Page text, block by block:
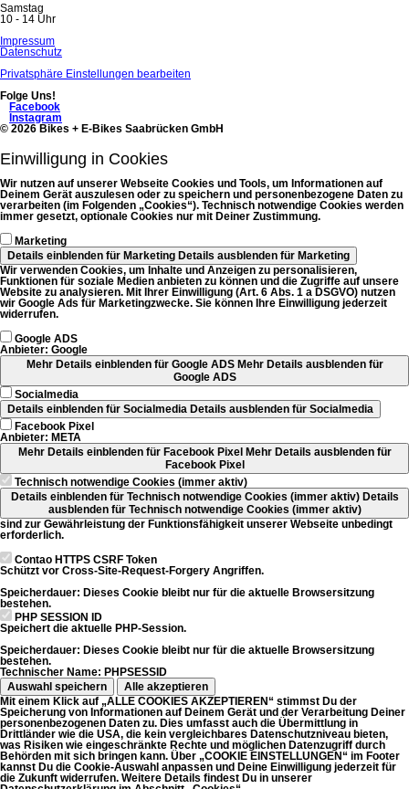
Samstag
10 - 14 Uhr
Navigation
überspringen
Impressum
Datenschutz
Privatsphäre Einstellungen bearbeiten
Folge Uns!
Facebook
Instagram
© 2026 Bikes + E-Bikes Saabrücken GmbH
Einwilligung in Cookies
Wir nutzen auf unserer Webseite Cookies und Tools, um Informationen auf
Deinem Gerät auszulesen oder zu speichern und personenbezogene Daten zu
verarbeiten (im Folgenden „Cookies“). Technisch notwendige Cookies werden
immer gesetzt, optionale Cookies nur mit Deiner Zustimmung.
Marketing
Details einblenden für Marketing Details ausblenden für Marketing
Wir verwenden Cookies, um Inhalte und Anzeigen zu personalisieren,
Funktionen für soziale Medien anbieten zu können und die Zugriffe auf unsere
Website zu analysieren. Mit Ihrer Einwilligung (Art. 6 Abs. 1 a DSGVO) nutzen
wir Google Ads für Marketingzwecke. Sie können Ihre Einwilligung jederzeit
widerrufen.
Google ADS
Anbieter: Google
Mehr Details einblendenfür Google ADS Mehr Details ausblendenfür
Google ADS
Socialmedia
Details einblenden für Socialmedia Details ausblenden für Socialmedia
Facebook Pixel
Anbieter: META
Mehr Details einblendenfür Facebook Pixel Mehr Details ausblendenfür
Facebook Pixel
Technisch notwendige Cookies (immer aktiv)
Details einblendenfür Technisch notwendige Cookies (immer aktiv) Details
ausblendenfür Technisch notwendige Cookies (immer aktiv)
sind zur Gewährleistung der Funktionsfähigkeit unserer Webseite unbedingt
erforderlich.
Contao HTTPS CSRF Token
Schützt vor Cross-Site-Request-Forgery Angriffen.
Speicherdauer: Dieses Cookie bleibt nur für die aktuelle Browsersitzung
bestehen.
PHP SESSION ID
Speichert die aktuelle PHP-Session.
Speicherdauer: Dieses Cookie bleibt nur für die aktuelle Browsersitzung
bestehen.
Technischer Name: PHPSESSID
Auswahl speichern
Alle akzeptieren
Mit einem Klick auf „ALLE COOKIES AKZEPTIEREN“ stimmst Du der
Speicherung von Informationen auf Deinem Gerät und der Verarbeitung Deiner
personenbezogenen Daten zu. Dies umfasst auch die Übermittlung in
Drittländer wie die USA, die kein vergleichbares Datenschutzniveau bieten,
was Risiken wie eingeschränkte Rechte und möglichen Datenzugriff durch
Behörden mit sich bringen kann. Über „COOKIE EINSTELLUNGEN“ im Footer
kannst Du die Cookie-Auswahl anpassen und Deine Einwilligung jederzeit für
die Zukunft widerrufen. Weitere Details findest Du in unserer